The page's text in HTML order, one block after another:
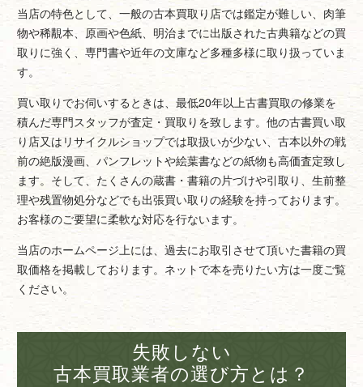
当店の特色として、一般の古本買取り店では鑑定が難しい、肉筆
物や稀覯本、原画や色紙、明治までに出版された古典籍などの買
取りに強く、専門書や近年の文庫など多種多様に取り扱っていま
す。
買い取りでお伺いするときは、最低20年以上古書買取の修業を
積んだ専門スタッフが査定・買取りを致します。他の古書買い取
り店又はリサイクルショップでは取扱いが少ない、古本以外の戦
前の絶版漫画、パンフレットや絵葉書などの紙物も高価査定致し
ます。そして、たくさんの蔵書・書籍の片づけや引取り、生前整
理や残置物処分などでも出張買い取りの経験を持っております。
お客様のご要望に柔軟な対応を行ないます。
当店のホームページ上には、過去にお取引させて頂いた書籍の買
取価格を掲載しております。ネットで本を売りたい方は一度ご覧
ください。
失敗しない
古本買取業者の選び方とは？